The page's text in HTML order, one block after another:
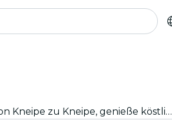
Du suchst nach deiner nächsten Party? Mach dich bereit für die ultimative Kneipentour in San Diego! Springe von Kneipe zu Kneipe, genieße köstliche Getränke und lerne unterwegs neue Leute kennen. Verpasse auf keinen Fall die besten Kneipentouren, die San Diego zu bieten hat!